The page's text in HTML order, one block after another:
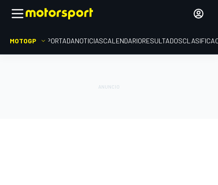
MOTOGP PORTADANOTICIASCALENDARIORESULTADOS